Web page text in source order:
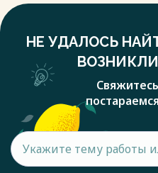
НЕ УДАЛОСЬ